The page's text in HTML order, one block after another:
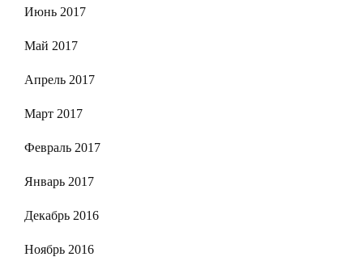
Июнь 2017
Май 2017
Апрель 2017
Март 2017
Февраль 2017
Январь 2017
Декабрь 2016
Ноябрь 2016